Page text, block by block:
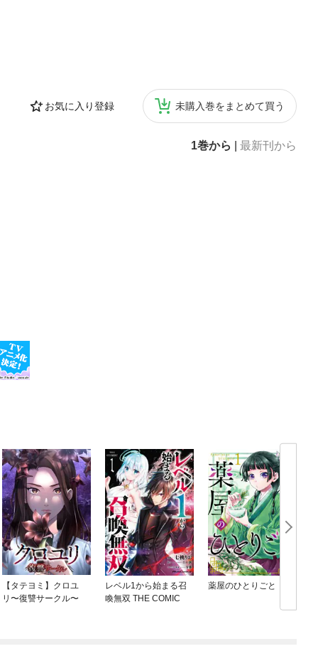
お気に入り登録 未購入巻をまとめて買う
1巻から 最新刊から
【タテヨミ】クロユ
リ〜復讐サークル〜
レベル1から始まる召
喚無双 THE COMIC
薬屋のひとりごと